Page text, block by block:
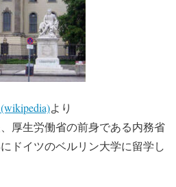
より
厚生労働省の前身である内務省
ドイツのベルリン大学に留学し